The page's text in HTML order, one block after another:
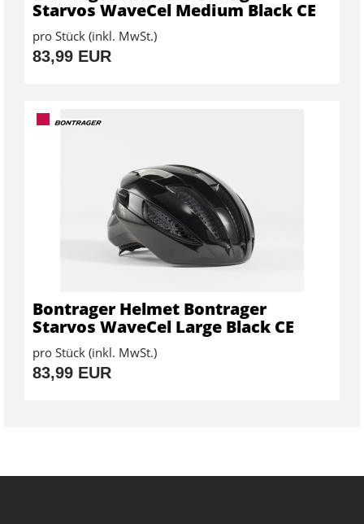
Starvos WaveCel Medium Black CE
pro Stück (inkl. MwSt.)
83,99 EUR
Bontrager Helmet Bontrager
Starvos WaveCel Large Black CE
pro Stück (inkl. MwSt.)
83,99 EUR